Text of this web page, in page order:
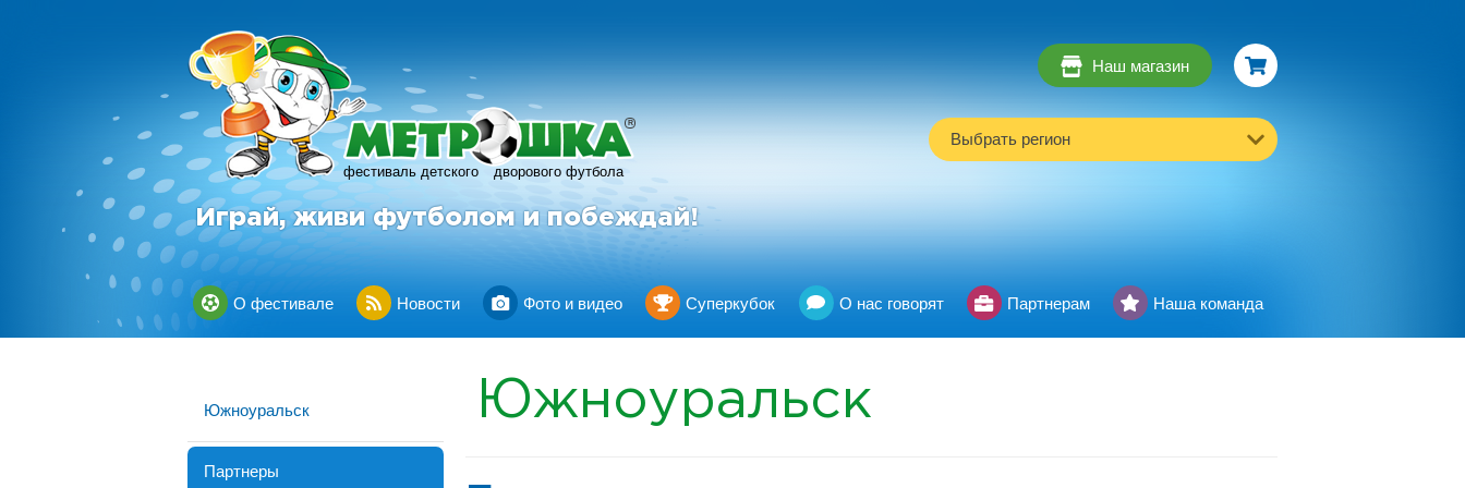
фестиваль детского дворового футбола
R
Играй, живи футболом и побеждай!
Наш магазин
Выбрать регион
О фестивале Новости Фото и видео Суперкубок О нас говорят Партнерам Наша команда
Южноуральск
Партнеры
Южноуральск